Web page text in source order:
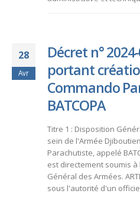
28
Avr
Décret n°
portant
Commando
BATCOPA
Titre 1 : Disposition
sein de l'Armée
Parachutiste, appelé
est directement soumis
Général des Armées.
sous l'autorité d'un